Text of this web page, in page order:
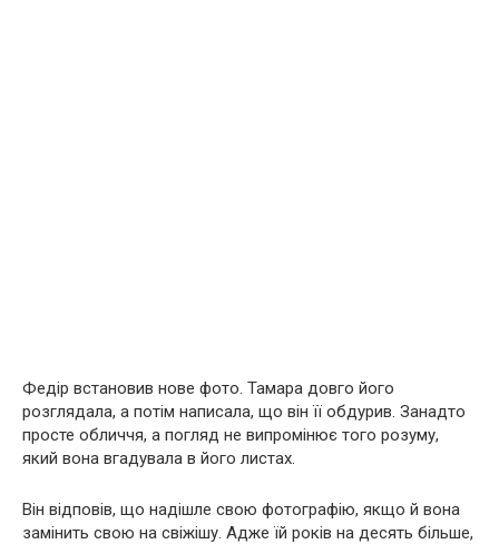
Федір встановив нове фото. Тамара довго його
розглядала, а потім написала, що він її обдурив. Занадто
просте обличчя, а погляд не випромінює того розуму,
який вона вгадувала в його листах.
Він відповів, що надішле свою фотографію, якщо й вона
замінить свою на свіжішу. Адже їй років на десять більше,